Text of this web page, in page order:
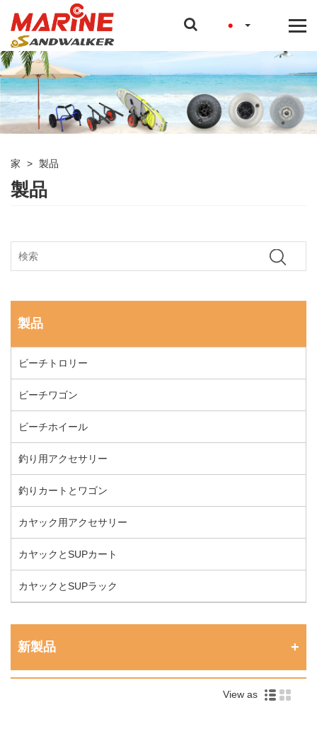
家 > 製品
製品
製品
ビーチトロリー
ビーチワゴン
ビーチホイール
釣り用アクセサリー
釣りカートとワゴン
カヤック用アクセサリー
カヤックとSUPカート
カヤックとSUPラック
新製品
View as